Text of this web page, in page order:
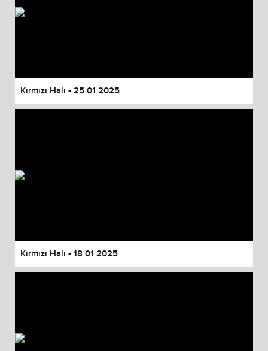
Kırmızı Halı - 25 01 2025
Kırmızı Halı - 18 01 2025